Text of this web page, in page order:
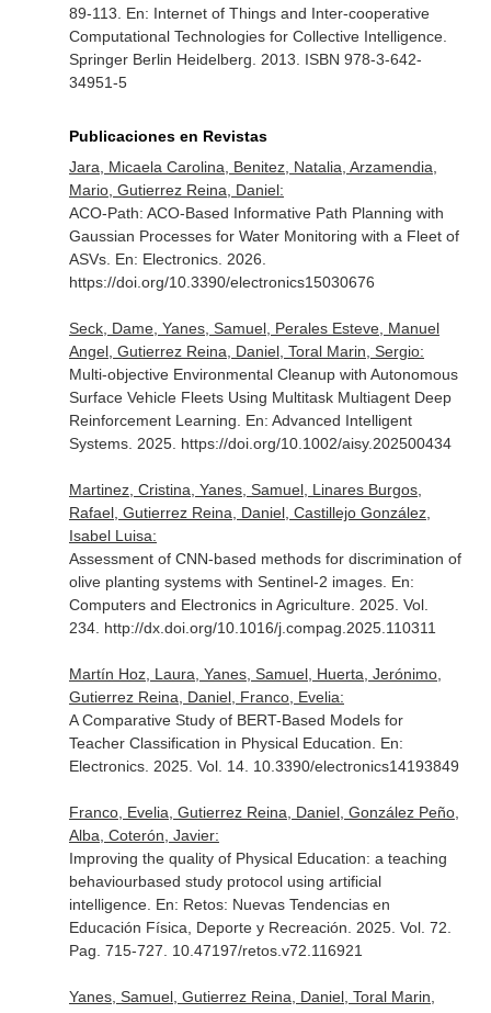
89-113. En: Internet of Things and Inter-cooperative
Computational Technologies for Collective Intelligence.
Springer Berlin Heidelberg. 2013. ISBN 978-3-642-
34951-5
Publicaciones en Revistas
Jara, Micaela Carolina, Benitez, Natalia, Arzamendia,
Mario, Gutierrez Reina, Daniel:
ACO-Path: ACO-Based Informative Path Planning with
Gaussian Processes for Water Monitoring with a Fleet of
ASVs. En: Electronics. 2026.
https://doi.org/10.3390/electronics15030676
Seck, Dame, Yanes, Samuel, Perales Esteve, Manuel
Angel, Gutierrez Reina, Daniel, Toral Marin, Sergio:
Multi-objective Environmental Cleanup with Autonomous
Surface Vehicle Fleets Using Multitask Multiagent Deep
Reinforcement Learning. En: Advanced Intelligent
Systems. 2025. https://doi.org/10.1002/aisy.202500434
Martinez, Cristina, Yanes, Samuel, Linares Burgos,
Rafael, Gutierrez Reina, Daniel, Castillejo González,
Isabel Luisa:
Assessment of CNN-based methods for discrimination of
olive planting systems with Sentinel-2 images. En:
Computers and Electronics in Agriculture. 2025. Vol.
234. http://dx.doi.org/10.1016/j.compag.2025.110311
Martín Hoz, Laura, Yanes, Samuel, Huerta, Jerónimo,
Gutierrez Reina, Daniel, Franco, Evelia:
A Comparative Study of BERT-Based Models for
Teacher Classification in Physical Education. En:
Electronics. 2025. Vol. 14. 10.3390/electronics14193849
Franco, Evelia, Gutierrez Reina, Daniel, González Peño,
Alba, Coterón, Javier:
Improving the quality of Physical Education: a teaching
behaviourbased study protocol using artificial
intelligence. En: Retos: Nuevas Tendencias en
Educación Física, Deporte y Recreación . 2025. Vol. 72.
Pag. 715-727. 10.47197/retos.v72.116921
Yanes, Samuel, Gutierrez Reina, Daniel, Toral Marin,